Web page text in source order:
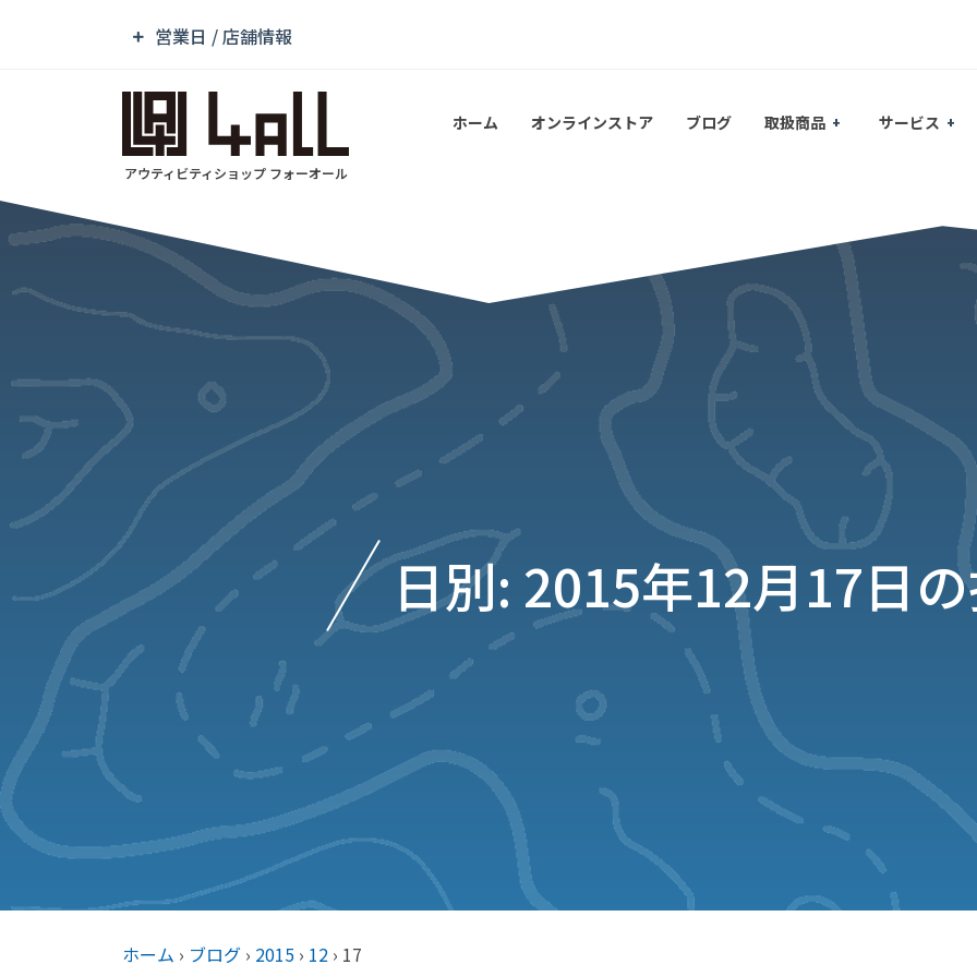
営業日 / 店舗情報
アウティビティショップ フォーオール
ホーム オンラインストア ブログ 取扱商品 サービス
日別: 2015年12月17日
ホーム › ブログ › 2015 › 12 › 17